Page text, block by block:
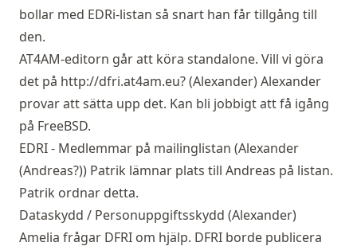
bollar med EDRi-listan så snart han får tillgång till
den.
AT4AM-editorn går att köra standalone. Vill vi göra
det på http://dfri.at4am.eu? (Alexander) Alexander
provar att sätta upp det. Kan bli jobbigt att få igång
på FreeBSD.
EDRI - Medlemmar på mailinglistan (Alexander
(Andreas?)) Patrik lämnar plats till Andreas på listan.
Patrik ordnar detta.
Dataskydd / Personuppgiftsskydd (Alexander)
Amelia frågar DFRI om hjälp. DFRI borde publicera